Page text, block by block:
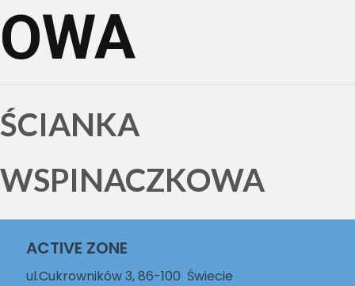
OWA
ŚCIANKA
WSPINACZKOWA
ACTIVE ZONE
ul.Cukrowników 3, 86-100 Świecie